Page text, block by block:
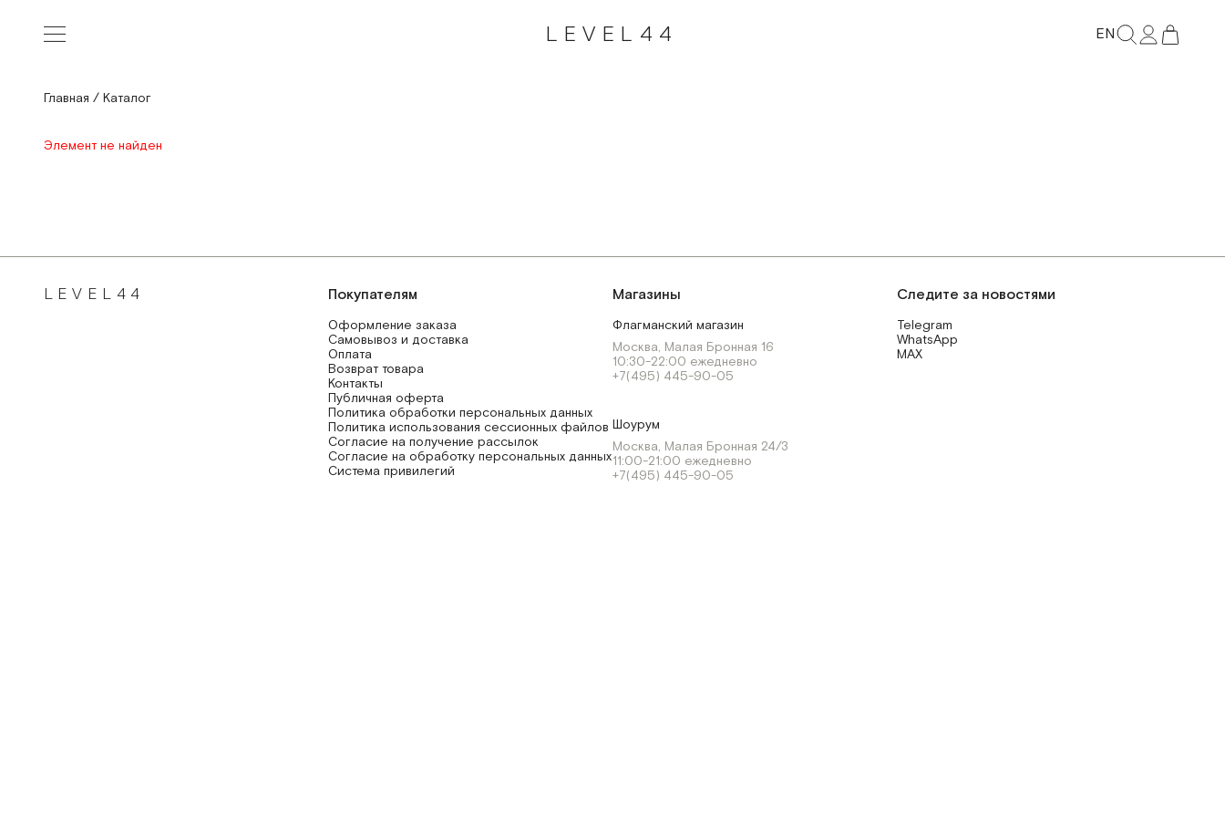
LEVEL44 EN
Главная / Каталог
Элемент не найден
Следите за новостями
Telegram
WhatsApp
MAX
Магазины
Флагманский магазин
Москва, Малая Бронная 16
10:30-22:00 ежедневно
+7(495) 445-90-05
Шоурум
Москва, Малая Бронная 24/3
11:00-21:00 ежедневно
+7(495) 445-90-05
Покупателям
Оформление заказа
Самовывоз и доставка
Оплата
Возврат товара
Контакты
Публичная оферта
Политика обработки персональных данных
Политика использования сессионных файлов
Согласие на получение рассылок
Согласие на обработку персональных данных
Система привилегий
LEVEL44